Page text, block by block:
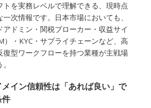
トを実務レベルで理解できる、現時点
次情報です。日本市場においても、
アドミン・関税ブローカー・収益サイ
）・KYC・サプライチェーンなど、高
復型ワークフローを持つ業種が主戦場
メイン信頼性は「あれば良い」で
件